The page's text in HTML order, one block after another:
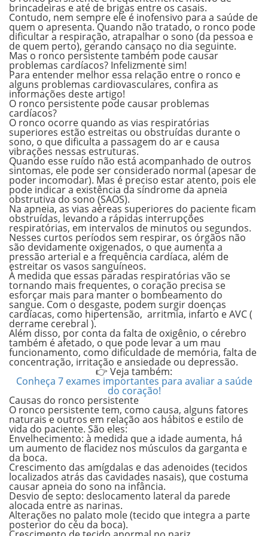
brincadeiras e até de brigas entre os casais.
Contudo, nem sempre ele é inofensivo para a saúde de
quem o apresenta. Quando não tratado, o ronco pode
dificultar a respiração, atrapalhar o sono (da pessoa e
de quem perto), gerando cansaço no dia seguinte.
Mas o ronco persistente também pode causar
problemas cardíacos? Infelizmente sim!
Para entender melhor essa relação entre o ronco e
alguns problemas cardiovasculares, confira as
informações deste artigo!
O ronco persistente pode causar problemas
cardíacos?
O ronco ocorre quando as vias respiratórias
superiores estão estreitas ou obstruídas durante o
sono, o que dificulta a passagem do ar e causa
vibrações nessas estruturas.
Quando esse ruído não está acompanhado de outros
sintomas, ele pode ser considerado normal (apesar de
poder incomodar). Mas é preciso estar atento, pois ele
pode indicar a existência da síndrome da apneia
obstrutiva do sono (SAOS).
Na apneia, as vias aéreas superiores do paciente ficam
obstruídas, levando a rápidas interrupções
respiratórias, em intervalos de minutos ou segundos.
Nesses curtos períodos sem respirar, os órgãos não
são devidamente oxigenados, o queaumenta a
pressão arterial e a frequência cardíaca, além de
estreitar os vasos sanguíneos.
À medida que essas paradas respiratórias vão se
tornando mais frequentes, o coração precisa se
esforçar mais para manter o bombeamento do
sangue. Com o desgaste, podem surgir doenças
cardíacas, como hipertensão, arritmia, infarto e AVC (
derrame cerebral ).
Além disso, por conta da falta de oxigênio, o cérebro
também é afetado, o que pode levar a um mau
funcionamento, como dificuldade de memória, falta de
concentração, irritação eansiedade ou depressão.
👉 Veja também:
Conheça 7 exames importantes para avaliar a saúde
do coração!
Causas do ronco persistente
O ronco persistente tem, como causa, alguns fatores
naturais e outros em relação aos hábitos e estilo de
vida do paciente. São eles:
Envelhecimento: à medida que a idade aumenta, há
um aumento de flacidez nos músculos da garganta e
da boca.
Crescimento das amígdalas e das adenoides (tecidos
localizados atrás das cavidades nasais), que costuma
causar apneia do sono na infância.
Desvio de septo: deslocamento lateral da parede
alocada entre as narinas.
Alterações no palato mole (tecido que integra a parte
posterior do céu da boca).